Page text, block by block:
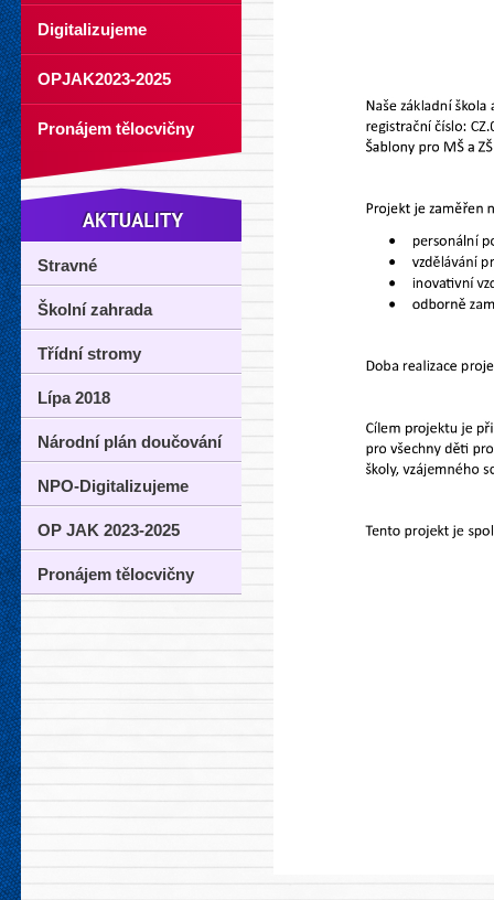
Digitalizujeme
OPJAK2023-2025
Pronájem tělocvičny
Stravné
Školní zahrada
Třídní stromy
Lípa 2018
Národní plán doučování
NPO-Digitalizujeme
OP JAK 2023-2025
Pronájem tělocvičny